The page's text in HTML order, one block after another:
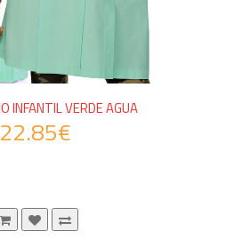
INFANTIL VERDE AGUA
22.85€